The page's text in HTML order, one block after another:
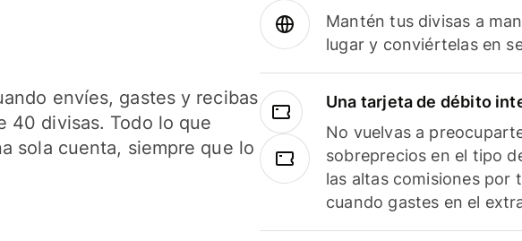
envíes, gastes y recibas
40 divisas. Todo lo que
sola cuenta, siempre que lo
Mantén tus divisas a
lugar y conviértelas en
Una tarjeta de débito
No vuelvas a
sobreprecios en el tipo
las altas comisiones por
cuando gastes en el